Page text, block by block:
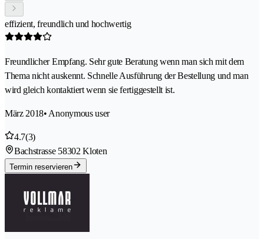
effizient, freundlich und hochwertig
Freundlicher Empfang. Sehr gute Beratung wenn man sich mit dem
Thema nicht auskennt. Schnelle Ausführung der Bestellung und man
wird gleich kontaktiert wenn sie fertiggestellt ist.
März 2018• Anonymous user
4.7(3)
Bachstrasse 58302 Kloten
Termin reservieren